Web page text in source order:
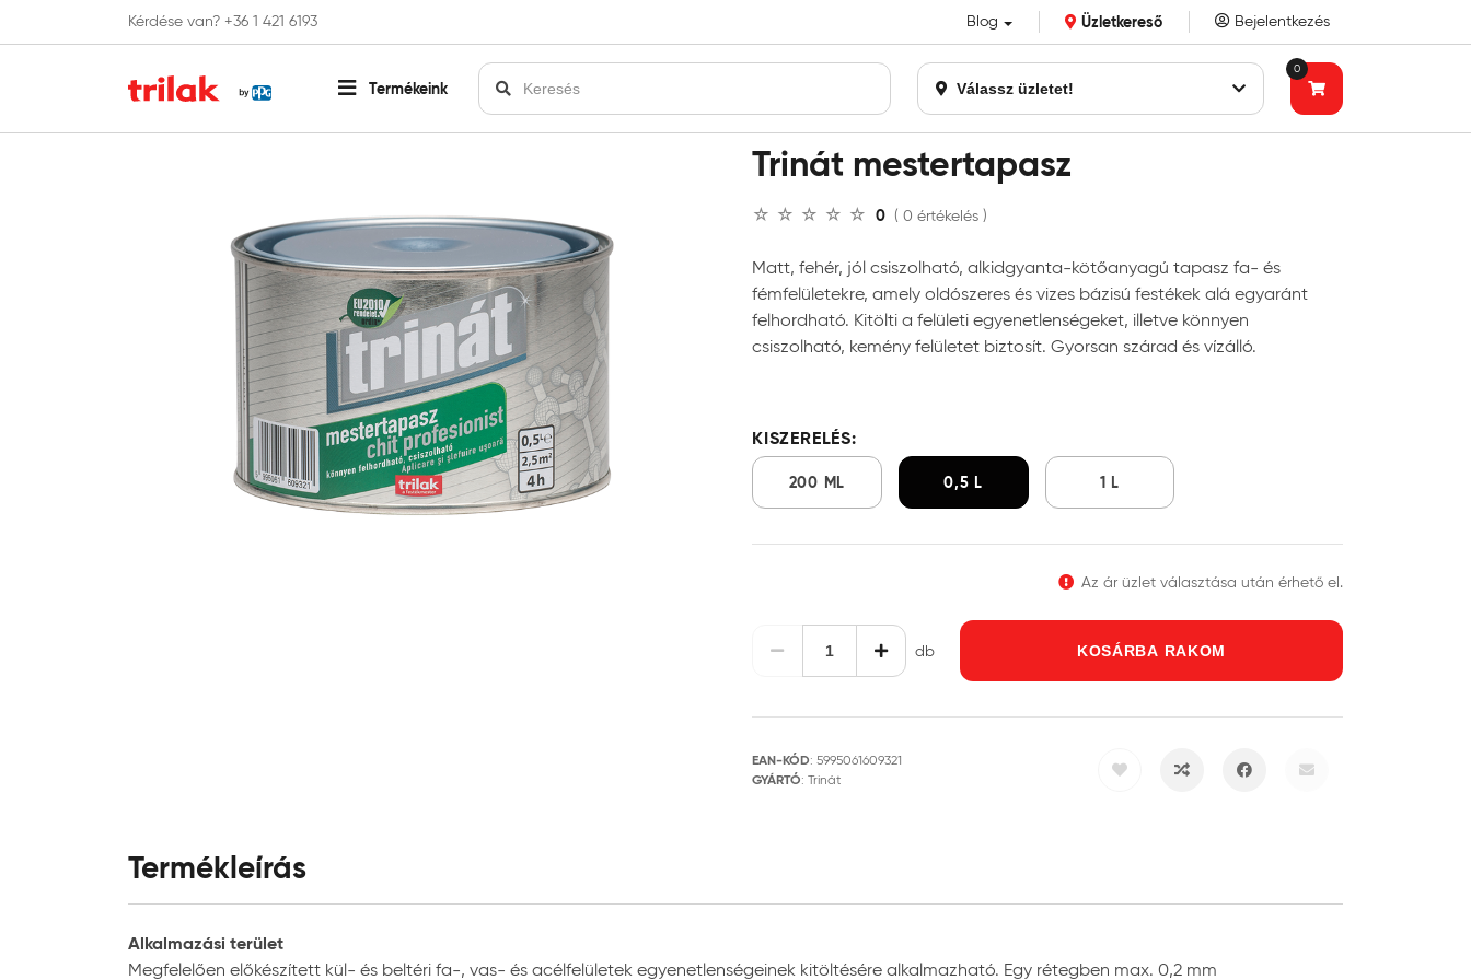
Kérdése van? +36 1 421 6193 Blog Üzletkereső Bejelentkezés
Termékeink Válassz üzletet!
0
Fontos tájékoztatás! Webshopunk hamarosan bezárásra kerül. Kérjük, új rendelést már ne adjon le. Köszönjük eddigi bizalmát!
Trinát mestertapasz
0 ( 0 értékelés )
Matt, fehér, jól csiszolható, alkidgyanta-kötőanyagú tapasz fa- és
fémfelületekre, amely oldószeres és vizes bázisú festékek alá egyaránt
felhordható. Kitölti a felületi egyenetlenségeket, illetve könnyen
csiszolható, kemény felületet biztosít. Gyorsan szárad és vízálló.
KISZERELÉS:
200 ML 0,5 L 1 L
Az ár üzlet választása után érhető el.
db KOSÁRBA RAKOM
EAN-KÓD: 5995061609321
GYÁRTÓ: Trinát
Termékleírás
Alkalmazási terület
Megfelelően előkészített kül- és beltéri fa-, vas- és acélfelületek egyenetlenségeinek kitöltésére alkalmazható. Egy rétegben max. 0,2 mm